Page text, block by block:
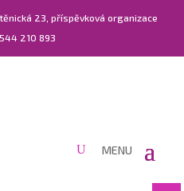
23, příspěvková organizace
210 893